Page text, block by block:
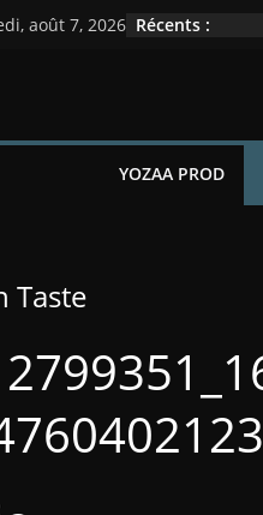
août 7, 2026 Récents :
YOZAA PROD
Taste